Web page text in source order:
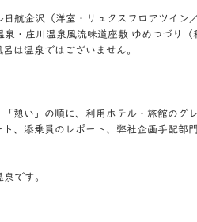
航金沢（洋室・リュクスフロアツイン
泉・庄川温泉風流味道座敷 ゆめつづり
ではございません。
憩い」の順に、利⽤ホテル・旅館のグ
、添乗員のレポート、弊社企画⼿配部
です。